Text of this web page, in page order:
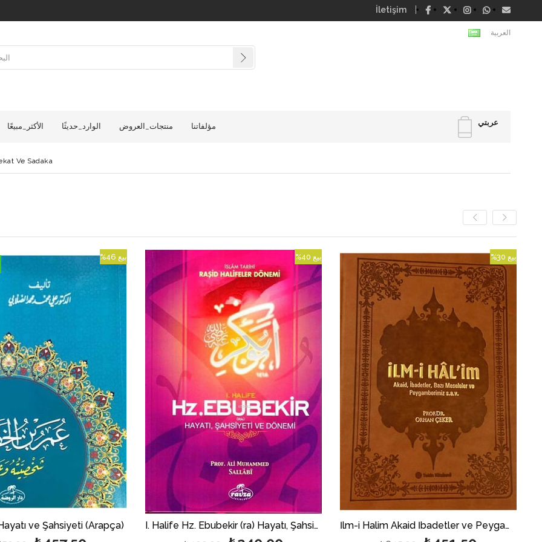
İletişim
العربية
عربتي الأكثر_مبيعًا الوارد_حديثًا منتجات_العروض مؤلفاتنا
Ve Sadaka
ve Şahsiyeti (Arapça)
%46 بيع
%46بيع
I. Halife Hz. Ebubekir (ra) Hayatı, Şahsiyeti, ve Dönemi; İslam Tarihi Raşid Halifeler Dönemi
%40 بيع
%40بيع
İlm-i Halim Akaid İbadetler ve Peygamberimiz
%30 بيع
%30بيع